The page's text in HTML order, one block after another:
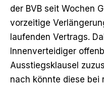
der BVB seit Wochen
vorzeitige
laufenden Vertrags.
Innenverteidiger
Ausstiegsklausel
nach könnte diese bei